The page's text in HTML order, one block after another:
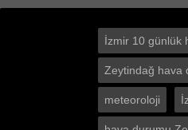
İzmir 10 günlük
Zeytindağ hava
meteoroloji